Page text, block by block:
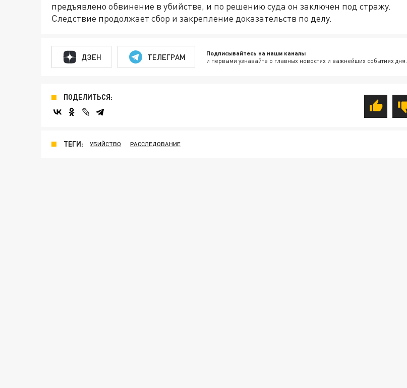
предъявлено обвинение в убийстве, и по решению суда он заключен под стражу.
Следствие продолжает сбор и закрепление доказательств по делу.
ДЗЕН ТЕЛЕГРАМ Подписывайтесь на наши каналы
и первыми узнавайте о главных новостях и важнейших событиях дня.
ПОДЕЛИТЬСЯ:
ТЕГИ: УБИЙСТВО РАССЛЕДОВАНИЕ